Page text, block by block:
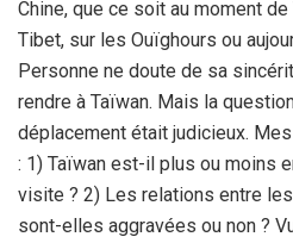
Chine, que ce soit au moment
Tibet, sur les Ouïghours ou
Personne ne doute de sa
rendre à Taïwan. Mais la
déplacement était judicieux.
: 1) Taïwan est-il plus ou moins
visite ? 2) Les relations entre
sont-elles aggravées ou non ?